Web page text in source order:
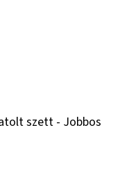
szett - Jobbos